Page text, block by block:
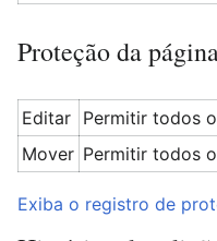
Proteção da
Editar Permitir todos
Mover Permitir todos
Exiba o registro de